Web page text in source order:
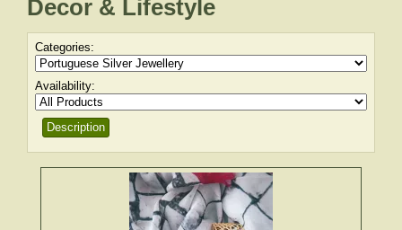
Decor & Lifestyle
Categories:
Availability:
Description